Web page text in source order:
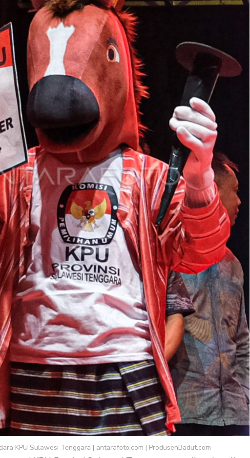
KPU Sulawesi Tenggara | antarafoto.com | ProdusenBadut.com